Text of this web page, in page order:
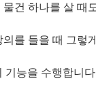
물건 하나를 살 때
를 들을 때 그렇
기능을 수행합니